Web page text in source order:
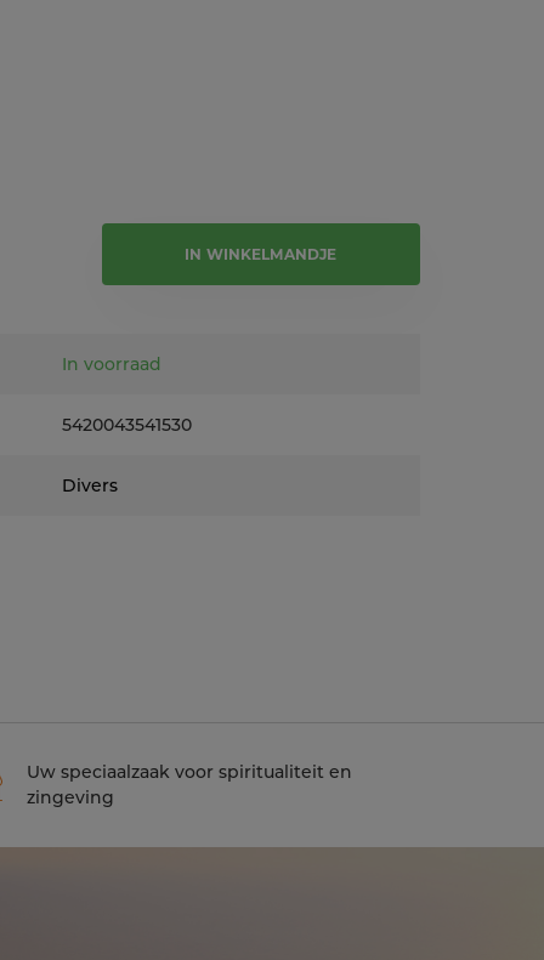
IN WINKELMANDJE
In voorraad
5420043541530
Divers
Uw speciaalzaak voor spiritualiteit en
zingeving